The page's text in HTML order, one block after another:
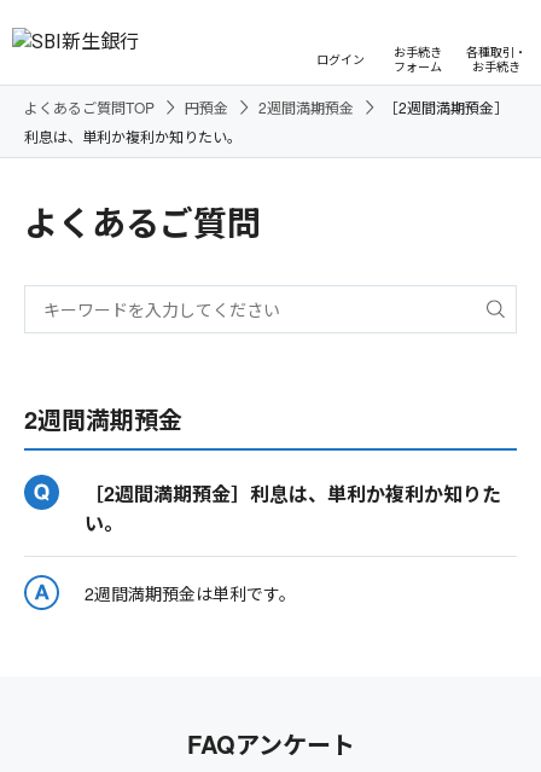
ログイン
お手続き
フォーム
各種取引・
お手続き
よくあるご質問TOP 円預金 2週間満期預金
［2週間満期預金］
利息は、単利か複利か知りたい。
よくあるご質問
2週間満期預金
［2週間満期預金］利息は、単利か複利か知りた
い。
2週間満期預金は単利です。
FAQアンケート